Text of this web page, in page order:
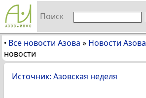
Поиск
• Все новости Азова » Новости Азова
новости
Источник: Азовская неделя